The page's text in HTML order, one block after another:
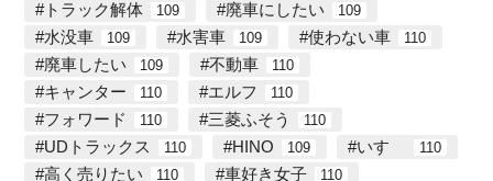
トラック解体 109 廃車にしたい 109
水没車 109 水害車 109 使わない車 110
廃車したい 109 不動車 110
キャンター 110 エルフ 110
フォワード 110 三菱ふそう 110
UDトラックス 110 HINO 109 いすゞ 110
高く売りたい 110 車好き女子 110